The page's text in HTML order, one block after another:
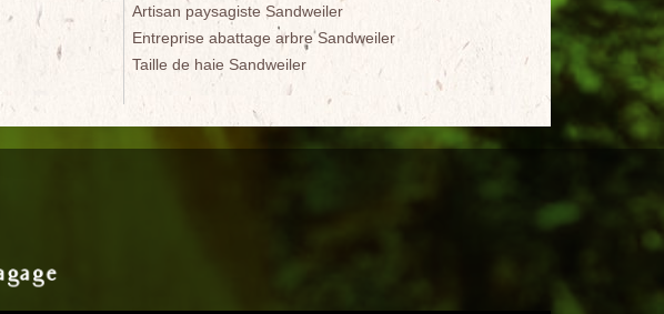
Artisan paysagiste Sandweiler
Entreprise abattage arbre Sandweiler
Taille de haie Sandweiler